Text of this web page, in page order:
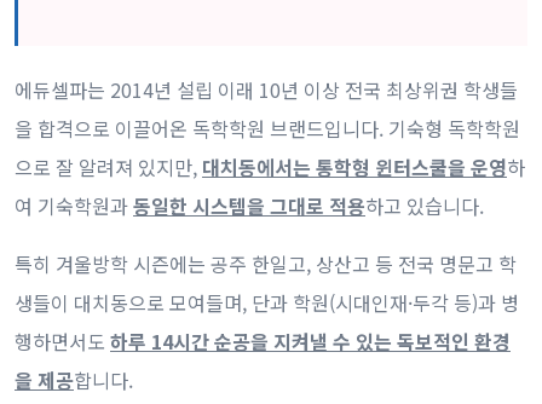
에듀셀파는 2014년 설립 이래 10년 이상 전국 최상위권 학생들
을 합격으로 이끌어온 독학학원 브랜드입니다. 기숙형 독학학원
으로 잘 알려져 있지만, 대치동에서는 통학형 윈터스쿨을 운영하
여 기숙학원과동일한 시스템을 그대로 적용하고 있습니다.
특히 겨울방학 시즌에는 공주 한일고, 상산고 등 전국 명문고 학
생들이 대치동으로 모여들며, 단과 학원(시대인재·두각 등)과 병
행하면서도 하루 14시간 순공을 지켜낼 수 있는 독보적인 환경
을 제공합니다.